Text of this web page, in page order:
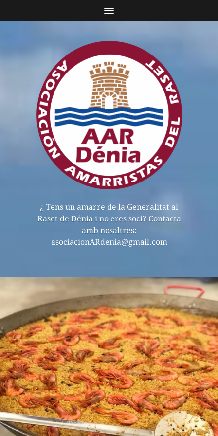
¿ Tens un amarre de la Generalitat al
Raset de Dénia i no eres soci? Contacta
amb nosaltres:
asociacionARdenia@gmail.com